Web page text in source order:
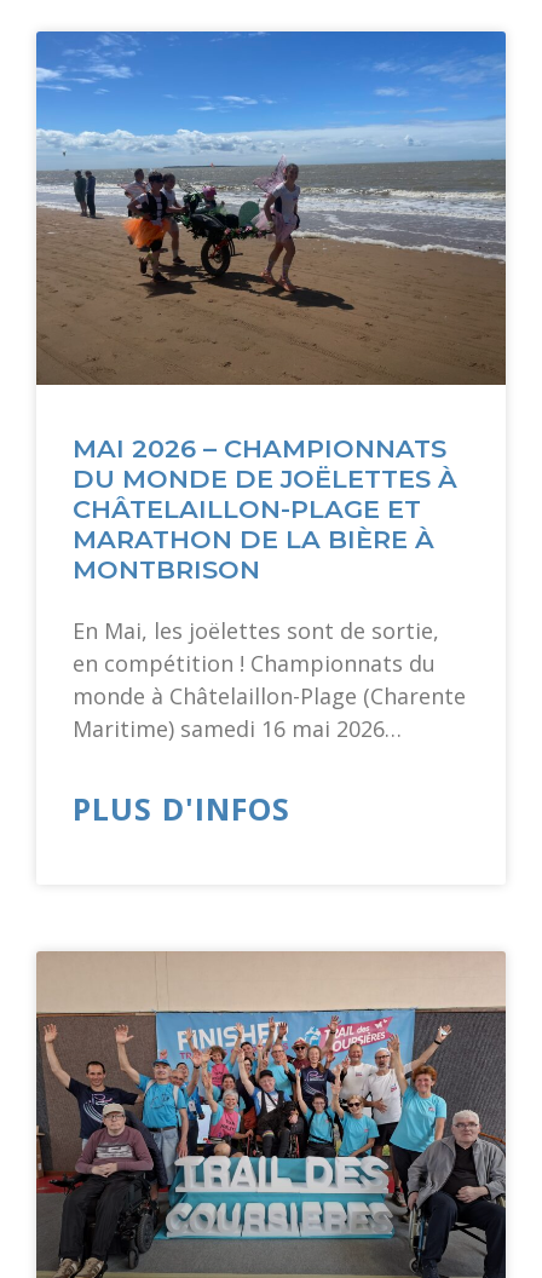
MAI 2026 – CHAMPIONNATS
DU MONDE DE JOËLETTES À
CHÂTELAILLON-PLAGE ET
MARATHON DE LA BIÈRE À
MONTBRISON
En Mai, les joëlettes sont de sortie,
en compétition ! Championnats du
monde à Châtelaillon-Plage (Charente
Maritime) samedi 16 mai 2026…
PLUS D'INFOS